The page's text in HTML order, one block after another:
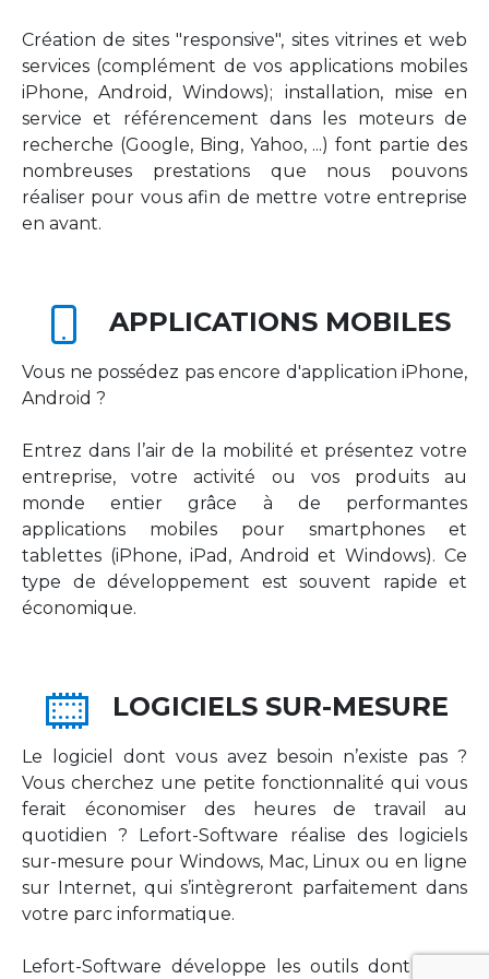
Création de sites "responsive", sites vitrines et web
services (complément de vos applications mobiles
iPhone, Android, Windows); installation, mise en
service et référencement dans les moteurs de
recherche (Google, Bing, Yahoo, ...) font partie des
nombreuses prestations que nous pouvons
réaliser pour vous afin de mettre votre entreprise
en avant.
APPLICATIONS MOBILES
Vous ne possédez pas encore d'application iPhone,
Android ?
Entrez dans l’air de la mobilité et présentez votre
entreprise, votre activité ou vos produits au
monde entier grâce à de performantes
applications mobiles pour smartphones et
tablettes (iPhone, iPad, Android et Windows). Ce
type de développement est souvent rapide et
économique.
LOGICIELS SUR-MESURE
Le logiciel dont vous avez besoin n’existe pas ?
Vous cherchez une petite fonctionnalité qui vous
ferait économiser des heures de travail au
quotidien ? Lefort-Software réalise des logiciels
sur-mesure pour Windows, Mac, Linux ou en ligne
sur Internet, qui s’intègreront parfaitement dans
votre parc informatique.
Lefort-Software développe les outils dont votre